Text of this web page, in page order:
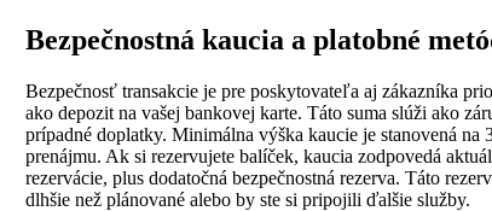
Bezpečnostná kaucia a platobné
Bezpečnosť transakcie je pre poskytovateľa aj zákazníka
ako depozit na vašej bankovej karte. Táto suma slúži ako
prípadné doplatky. Minimálna výška kaucie je stanovená
prenájmu. Ak si rezervujete balíček, kaucia zodpovedá
rezervácie, plus dodatočná bezpečnostná rezerva. Táto
dlhšie než plánované alebo by ste si pripojili ďalšie služby.